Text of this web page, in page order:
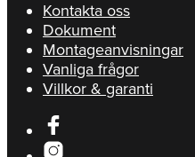
Kontakta oss
Dokument
Montageanvisningar
Vanliga frågor
Villkor & garanti